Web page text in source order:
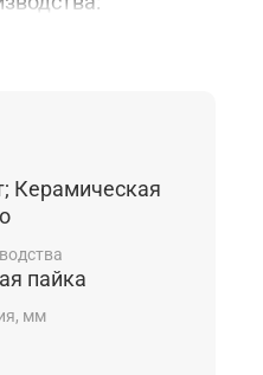
Керамическая
пайка
мм